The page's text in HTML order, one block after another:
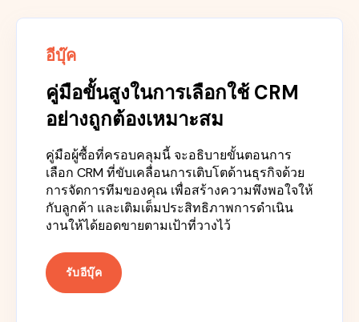
อีบุ๊ค
คู่มือขั้นสูงในการเลือกใช้ CRM
อย่างถูกต้องเหมาะสม
คู่มือผู้ซื้อที่ครอบคลุมนี้ จะอธิบายขั้นตอนการ
เลือก CRM ที่ขับเคลื่อนการเติบโตด้านธุรกิจด้วย
การจัดการทีมของคุณ เพื่อสร้างความพึงพอใจให้
กับลูกค้า และเติมเต็มประสิทธิภาพการดำเนิน
งานให้ได้ยอดขายตามเป้าที่วางไว้
รับอีบุ๊ค